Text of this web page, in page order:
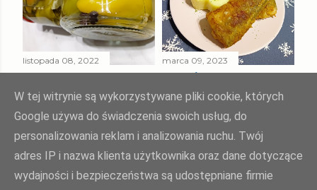
listopada 08, 2022
PAPRYKA ZIELONA
W ZALEWIE
SŁODKO - KWAŚNEJ
Udostępnij Prześlij komentarz
marca 09, 2023
SMAŻONY
MORSZCZUK
TUSZKA
Udostępnij Prześlij komentarz
W tej witrynie są wykorzystywane pliki cookie, których
Google używa do świadczenia swoich usług, do
personalizowania reklam i analizowania ruchu. Twój
adres IP i nazwa klienta użytkownika oraz dane dotyczące
wydajności i bezpieczeństwa są udostępniane firmie